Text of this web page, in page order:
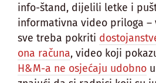
info-štand, dijelili letke i
informativna video priloga –
sve treba pokriti
ona računa, video koji
H&M-a ne osjećaju udobno